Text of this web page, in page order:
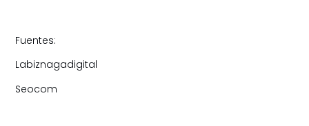
Fuentes:
Labiznagadigital
Seocom